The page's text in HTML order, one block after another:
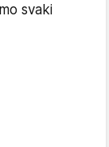
svaki